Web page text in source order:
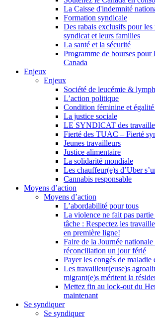
La Caisse d'indemnité
Formation syndicale
Des rabais exclusifs pour les
syndicat et leurs families
La santé et la sécurité
Programme de bourses
Canada
Enjeux
Enjeux
Société de leucémie &
L’action politique
Condition féminine et égalité
La justice sociale
LE SYNDICAT des
Fierté des TUAC – Fierté
Jeunes travailleurs
Justice alimentaire
La solidarité mondiale
Les chauffeur(e)s d’Uber
Cannabis responsable
Moyens d’action
Moyens d’action
L’abordabilité pour tous
La violence ne fait pas
tâche : Respectez les
en première ligne!
Faire de la Journée
réconciliation un jour férié
Payer les congés de maladie
Les travailleur(euse)s
migrant(e)s méritent la
Mettez fin au lock-out du
maintenant
Se syndiquer
Se syndiquer